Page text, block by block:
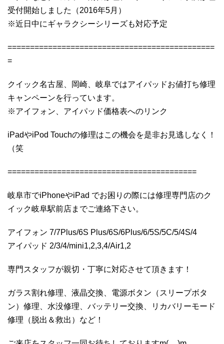
受付開始しました（2016年5月）
※近日中にギャラクシーシリーズも対応予定
==============================================
=
クイック名古屋、岡崎、岐阜ではアイパッドお値打ち修理
キャンペーンを行っています。
※アイフォン、アイパッド価格表へのリンク
iPadやiPod Touchの修理はこの機会を是非お見逃しなく！
（笑
==========================================
岐阜市でiPhoneやiPad でお困りの際には修理専門店のク
イック岐阜駅前店までご連絡下さい。
アイフォン 7/7Plus/6S Plus/6S/6Plus/6/5S/5C/5/4S/4
アイパッド 2/3/4/mini1,2,3,4/Air1,2
専門スタッフが親切・丁寧に対応させて頂きます！
ガラス割れ修理、液晶交換、電源ボタン（スリープボタ
ン）修理、水没修理、バッテリー交換、リカバリーモード
修理（脱出＆救出）など！